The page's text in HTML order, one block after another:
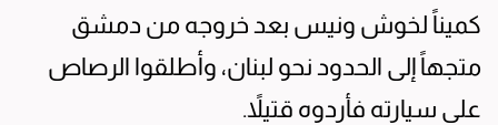
كميناً لخوش ونيس بعد خروجه من دمشق
متجهاً إلى الحدود نحو لبنان، وأطلقوا الرصاص
على سيارته فأردوه قتيلاً.